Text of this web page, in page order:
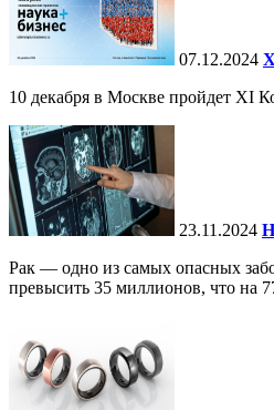
07.12.2024
10 декабря в Москве пройдет XI
23.11.2024
Рак — одно из самых опасных
превысить 35 миллионов, что на